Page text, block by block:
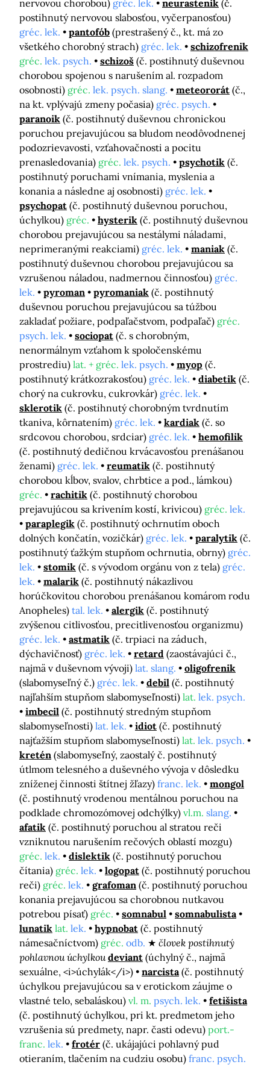
nervovou chorobou) gréc. lek. neurastenik (č.
postihnutý nervovou slabosťou, vyčerpanosťou)
gréc. lek.
pantofób (prestrašený č., kt. má zo
všetkého chorobný strach) gréc. lek.
schizofrenik
gréc. lek. psych. schizoš (č. postihnutý duševnou
chorobou spojenou s narušením al. rozpadom
osobnosti) gréc. lek. psych. slang. meteororát (č.,
na kt. vplývajú zmeny počasia) gréc. psych.
paranoik (č. postihnutý duševnou chronickou
poruchou prejavujúcou sa bludom neodôvodnenej
podozrievavosti, vzťahovačnosti a pocitu
prenasledovania) gréc. lek. psych. psychotik (č.
postihnutý poruchami vnímania, myslenia a
konania a následne aj osobnosti) gréc. lek.
psychopat (č. postihnutý duševnou poruchou,
úchylkou) gréc. hysterik (č. postihnutý duševnou
chorobou prejavujúcou sa nestálymi náladami,
neprimeranými reakciami) gréc. lek. maniak (č.
postihnutý duševnou chorobou prejavujúcou sa
vzrušenou náladou, nadmernou činnosťou) gréc.
lek.
pyroman pyromaniak (č. postihnutý
duševnou poruchou prejavujúcou sa túžbou
zakladať požiare, podpaľačstvom, podpaľač) gréc.
psych. lek.
sociopat (č. s chorobným,
nenormálnym vzťahom k spoločenskému
prostrediu) lat. + gréc. lek. psych. myop (č.
postihnutý krátkozrakosťou) gréc. lek. diabetik (č.
chorý na cukrovku, cukrovkár) gréc. lek.
sklerotik (č. postihnutý chorobným tvrdnutím
tkaniva, kôrnatením) gréc. lek. kardiak (č. so
srdcovou chorobou, srdciar) gréc. lek.
hemofilik
(č. postihnutý dedičnou krvácavosťou prenášanou
ženami) gréc. lek. reumatik (č. postihnutý
chorobou kĺbov, svalov, chrbtice a pod., lámkou)
gréc.
rachitik (č. postihnutý chorobou
prejavujúcou sa krivením kostí, krivicou) gréc. lek.
paraplegik (č. postihnutý ochrnutím oboch
dolných končatín, vozičkár) gréc. lek. paralytik (č.
postihnutý ťažkým stupňom ochrnutia, obrny) gréc.
lek.
stomik (č. s vývodom orgánu von z tela) gréc.
lek.
malarik (č. postihnutý nákazlivou
horúčkovitou chorobou prenášanou komárom rodu
Anopheles) tal. lek. alergik (č. postihnutý
zvýšenou citlivosťou, precitlivenosťou organizmu)
gréc. lek.
astmatik (č. trpiaci na záduch,
dýchavičnosť) gréc. lek. retard (zaostávajúci č.,
najmä v duševnom vývoji) lat. slang.
oligofrenik
(slabomyseľný č.) gréc. lek. debil (č. postihnutý
najľahším stupňom slabomyseľnosti) lat. lek. psych.
imbecil (č. postihnutý stredným stupňom
slabomyseľnosti) lat. lek. idiot (č. postihnutý
najťažším stupňom slabomyseľnosti) lat. lek. psych.
kretén (slabomyseľný, zaostalý č. postihnutý
útlmom telesného a duševného vývoja v dôsledku
zníženej činnosti štítnej žľazy) franc. lek.
mongol
(č. postihnutý vrodenou mentálnou poruchou na
podklade chromozómovej odchýlky) vl.m. slang.
afatik (č. postihnutý poruchou al stratou reči
vzniknutou narušením rečových oblastí mozgu)
gréc. lek. dislektik (č. postihnutý poruchou
čítania) gréc. lek. logopat (č. postihnutý poruchou
reči) gréc. lek. grafoman (č. postihnutý poruchou
konania prejavujúcou sa chorobnou nutkavou
potrebou písať) gréc. somnabul
somnabulista
lunatik lat. lek. hypnobat (č. postihnutý
námesačníctvom) gréc. odb.
človek postihnutý
pohlavnou úchylkou deviant (úchylný č., najmä
sexuálne, <i>úchylák</i>)
narcista (č. postihnutý
úchylkou prejavujúcou sa v erotickom záujme o
vlastné telo, sebaláskou) vl. m. psych. lek.
fetišista
(č. postihnutý úchylkou, pri kt. predmetom jeho
vzrušenia sú predmety, napr. časti odevu) port.-
franc. lek. frotér (č. ukájajúci pohlavný pud
otieraním, tlačením na cudziu osobu) franc. psych.